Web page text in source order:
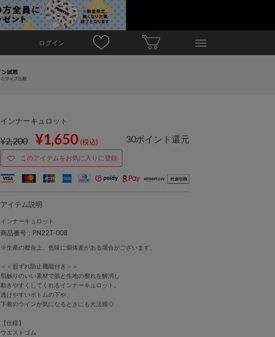
ログイン
インナーキュロット
¥2,200 ¥1,650 (税込) 30ポイント還元
このアイテムをお気に入りに登録
アイテム説明
インナーキュロット
商品番号：PN22T-008
※生産の都合上、色味に個体差がある場合がございます。
＜＜股ずれ防止機能付き＞＞
肌触りのいい素材で肌と生地の擦れを解消し
動きやすくしてくれるインナーキュロット。
透けやすいボトムの下や、
下着のラインが気になるときにも大活躍◎
【仕様】
ウエストゴム